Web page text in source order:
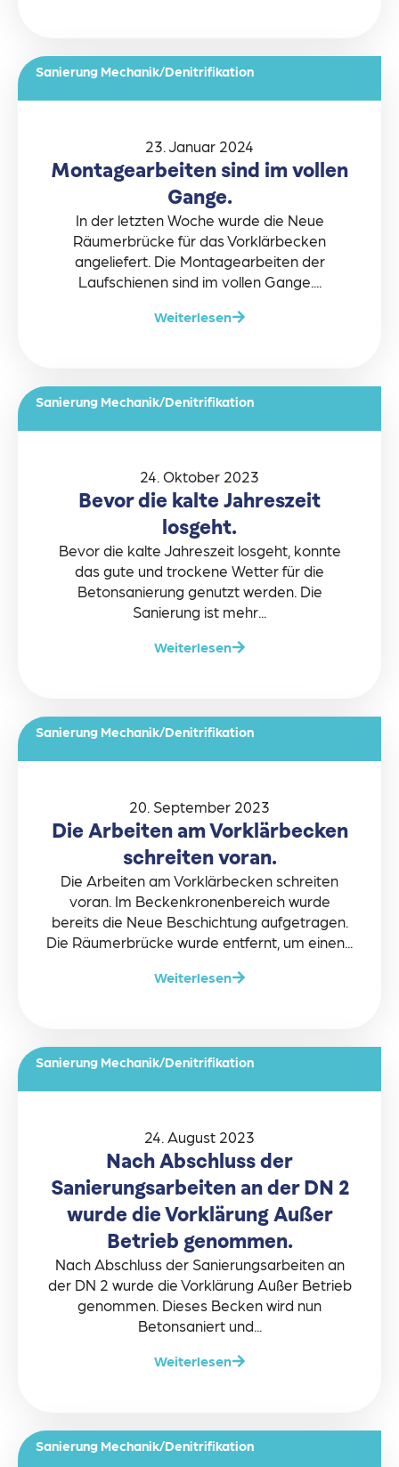
Sanierung Mechanik/Denitrifikation
23. Januar 2024
Montagearbeiten sind im vollen
Gange.
In der letzten Woche wurde die Neue
Räumerbrücke für das Vorklärbecken
angeliefert. Die Montagearbeiten der
Laufschienen sind im vollen Gange....
Weiterlesen
Sanierung Mechanik/Denitrifikation
24. Oktober 2023
Bevor die kalte Jahreszeit
losgeht.
Bevor die kalte Jahreszeit losgeht, konnte
das gute und trockene Wetter für die
Betonsanierung genutzt werden. Die
Sanierung ist mehr...
Weiterlesen
Sanierung Mechanik/Denitrifikation
20. September 2023
Die Arbeiten am Vorklärbecken
schreiten voran.
Die Arbeiten am Vorklärbecken schreiten
voran. Im Beckenkronenbereich wurde
bereits die Neue Beschichtung aufgetragen.
Die Räumerbrücke wurde entfernt, um einen...
Weiterlesen
Sanierung Mechanik/Denitrifikation
24. August 2023
Nach Abschluss der
Sanierungsarbeiten an der DN 2
wurde die Vorklärung Außer
Betrieb genommen.
Nach Abschluss der Sanierungsarbeiten an
der DN 2 wurde die Vorklärung Außer Betrieb
genommen. Dieses Becken wird nun
Betonsaniert und...
Weiterlesen
Sanierung Mechanik/Denitrifikation